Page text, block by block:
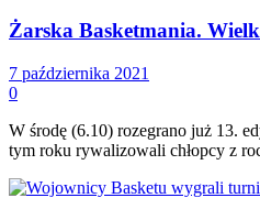
Żarska Basketmania.
7 października 2021
0
W środę (6.10) rozegrano już 13.
tym roku rywalizowali chłopcy z